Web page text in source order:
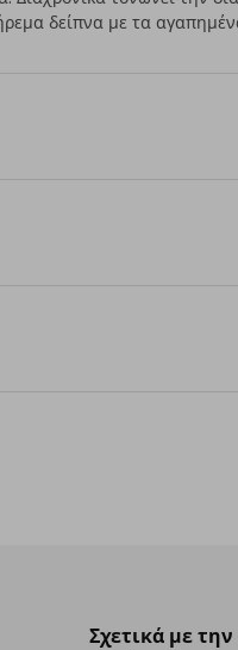
ήρεμα δείπνα με τα
Σχετικά με την